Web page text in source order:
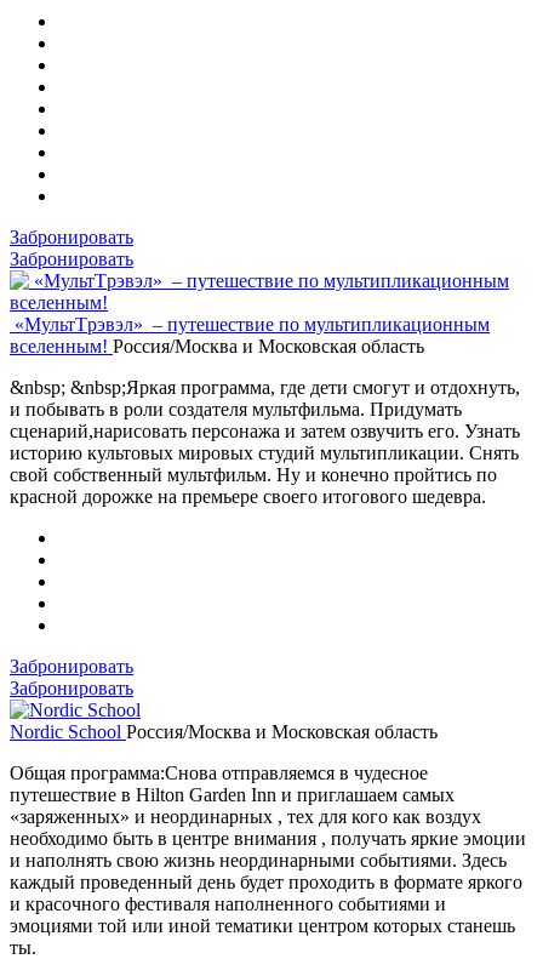
Забронировать
Забронировать
«МультTрэвэл» – путешествие по мультипликационным
вселенным! Россия/Москва и Московская область
&nbsp; &nbsp;Яркая программа, где дети смогут и отдохнуть,
и побывать в роли создателя мультфильма. Придумать
сценарий,нарисовать персонажа и затем озвучить его. Узнать
историю культовых мировых студий мультипликации. Снять
свой собственный мультфильм. Ну и конечно пройтись по
красной дорожке на премьере своего итогового шедевра.
Забронировать
Забронировать
Nordic School Россия/Москва и Московская область
Общая программа:Снова отправляемся в чудесное
путешествие в Hilton Garden Inn и приглашаем самых
«заряженных» и неординарных , тех для кого как воздух
необходимо быть в центре внимания , получать яркие эмоции
и наполнять свою жизнь неординарными событиями. Здесь
каждый проведенный день будет проходить в формате яркого
и красочного фестиваля наполненного событиями и
эмоциями той или иной тематики центром которых станешь
ты.